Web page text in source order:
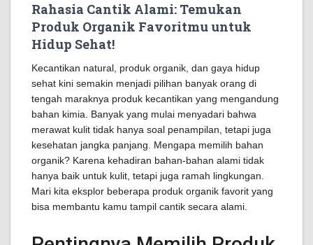
Rahasia Cantik Alami: Temukan
Produk Organik Favoritmu untuk
Hidup Sehat!
Kecantikan natural, produk organik, dan gaya hidup
sehat kini semakin menjadi pilihan banyak orang di
tengah maraknya produk kecantikan yang mengandung
bahan kimia. Banyak yang mulai menyadari bahwa
merawat kulit tidak hanya soal penampilan, tetapi juga
kesehatan jangka panjang. Mengapa memilih bahan
organik? Karena kehadiran bahan-bahan alami tidak
hanya baik untuk kulit, tetapi juga ramah lingkungan.
Mari kita eksplor beberapa produk organik favorit yang
bisa membantu kamu tampil cantik secara alami.